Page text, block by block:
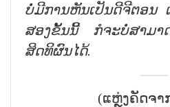
ບໍ່ມີການຫັນເປັນດີຈີຕອນ
ສອງຂັ້ນນີ້ ກໍຈະບໍ່ສາມາ
ສິດທິຜົນໄດ້.
(ແຫຼ່ງຄັດຈາ